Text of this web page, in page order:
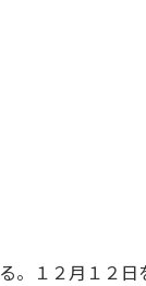
１２月１２